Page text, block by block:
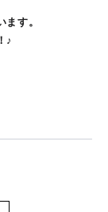
す。
♪